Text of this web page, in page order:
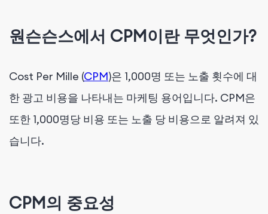
원슨슨스에서 CPM이란 무엇인가?
Cost Per Mille (CPM)은 1,000명 또는 노출 횟수에 대
한 광고 비용을 나타내는 마케팅 용어입니다. CPM은
또한 1,000명당 비용 또는 노출 당 비용으로 알려져 있
습니다.
CPM의 중요성